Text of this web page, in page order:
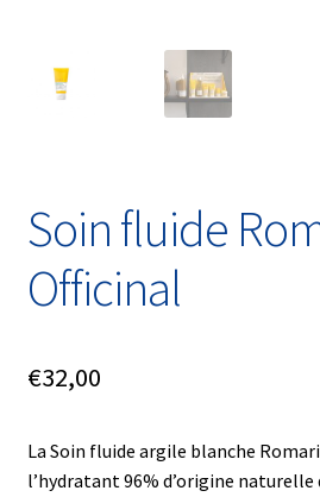
Soin fluide
Officinal
€32,00
La Soin fluide argile blanche
l’hydratant 96% d’origine naturelle